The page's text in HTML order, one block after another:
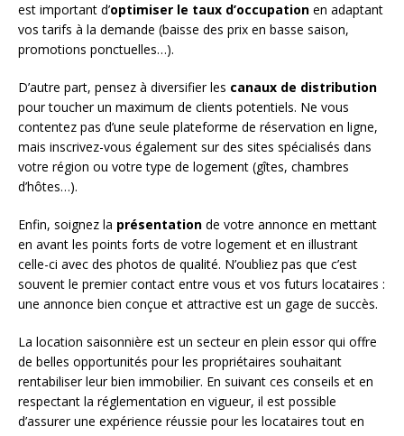
est important d’optimiser le taux d’occupation en adaptant
vos tarifs à la demande (baisse des prix en basse saison,
promotions ponctuelles…).
D’autre part, pensez à diversifier les canaux de distribution
pour toucher un maximum de clients potentiels. Ne vous
contentez pas d’une seule plateforme de réservation en ligne,
mais inscrivez-vous également sur des sites spécialisés dans
votre région ou votre type de logement (gîtes, chambres
d’hôtes…).
Enfin, soignez la présentation de votre annonce en mettant
en avant les points forts de votre logement et en illustrant
celle-ci avec des photos de qualité. N’oubliez pas que c’est
souvent le premier contact entre vous et vos futurs locataires :
une annonce bien conçue et attractive est un gage de succès.
La location saisonnière est un secteur en plein essor qui offre
de belles opportunités pour les propriétaires souhaitant
rentabiliser leur bien immobilier. En suivant ces conseils et en
respectant la réglementation en vigueur, il est possible
d’assurer une expérience réussie pour les locataires tout en